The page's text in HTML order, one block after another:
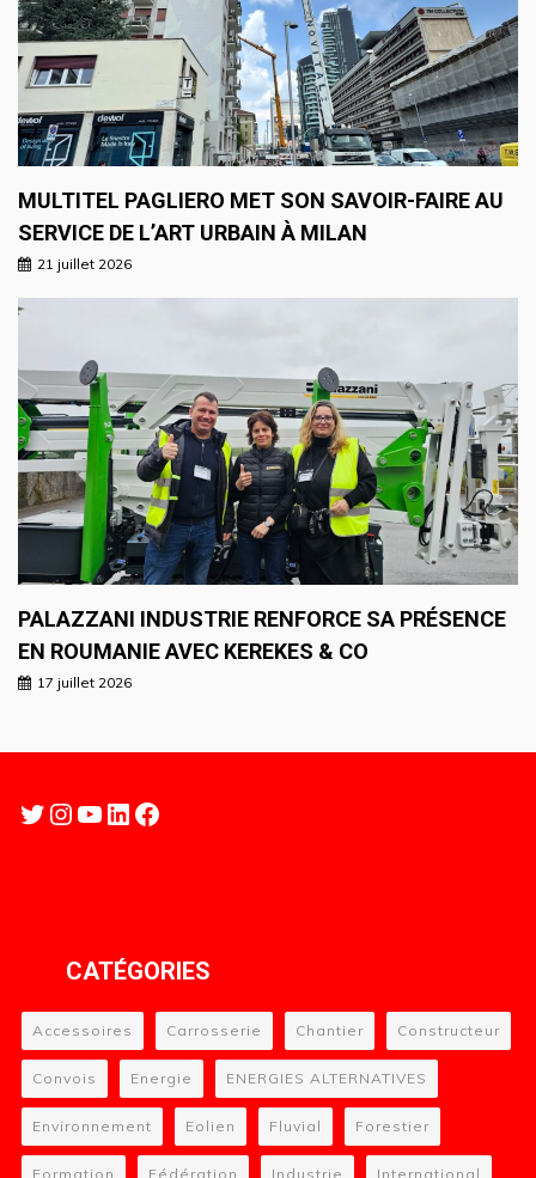
MULTITEL PAGLIERO MET SON SAVOIR-FAIRE AU
SERVICE DE L’ART URBAIN À MILAN
21 juillet 2026
PALAZZANI INDUSTRIE RENFORCE SA PRÉSENCE
EN ROUMANIE AVEC KEREKES & CO
17 juillet 2026
Twitter
Instagram
YouTube
LinkedIn
Facebook
CATÉGORIES
Accessoires Carrosserie Chantier Constructeur
Convois Energie ENERGIES ALTERNATIVES
Environnement Eolien Fluvial Forestier
Formation Fédération Industrie International